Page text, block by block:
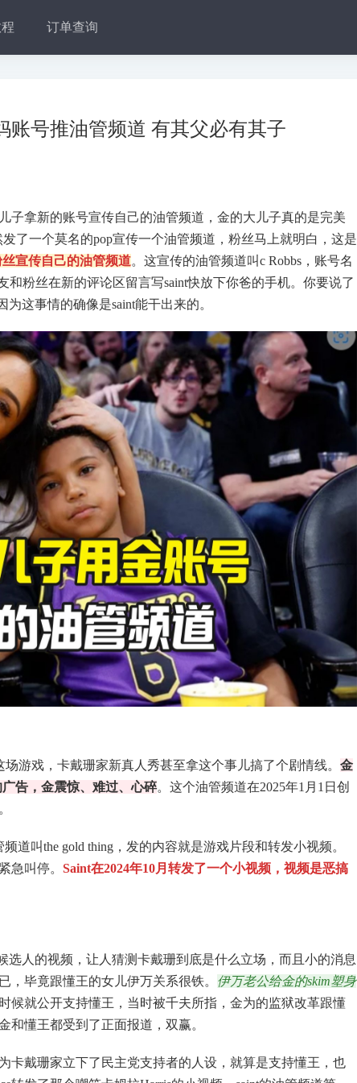
订单查询
账号推油管频道 有其父必有其子
子拿新的账号宣传自己的油管频道，金的大儿子真的是完美
了一个莫名的pop宣传一个油管频道，粉丝马上就明白，这是
宣传自己的油管频道。这宣传的油管频道叫c Robbs，账号名
和粉丝在新的评论区留言写saint快放下你爸的手机。你要说了
这事情的确像是saint能干出来的。
游戏，卡戴珊家新真人秀甚至拿这个事儿搞了个剧情线。 金
告，金震惊、难过、心碎。这个油管频道在2025年1月1日创
道叫the gold thing，发的内容就是游戏片段和转发小视频。
急叫停。 Saint在2024年10月转发了一个小视频，视频是恶搞
选人的视频，让人猜测卡戴珊到底是什么立场，而且小的消息
，毕竟跟懂王的女儿伊万关系很铁。 伊万老公给金的skim塑身
候就公开支持懂王，当时被千夫所指，金为的监狱改革跟懂
和懂王都受到了正面报道，双赢。
卡戴珊家立下了民主党支持者的人设，就算是支持懂王，也